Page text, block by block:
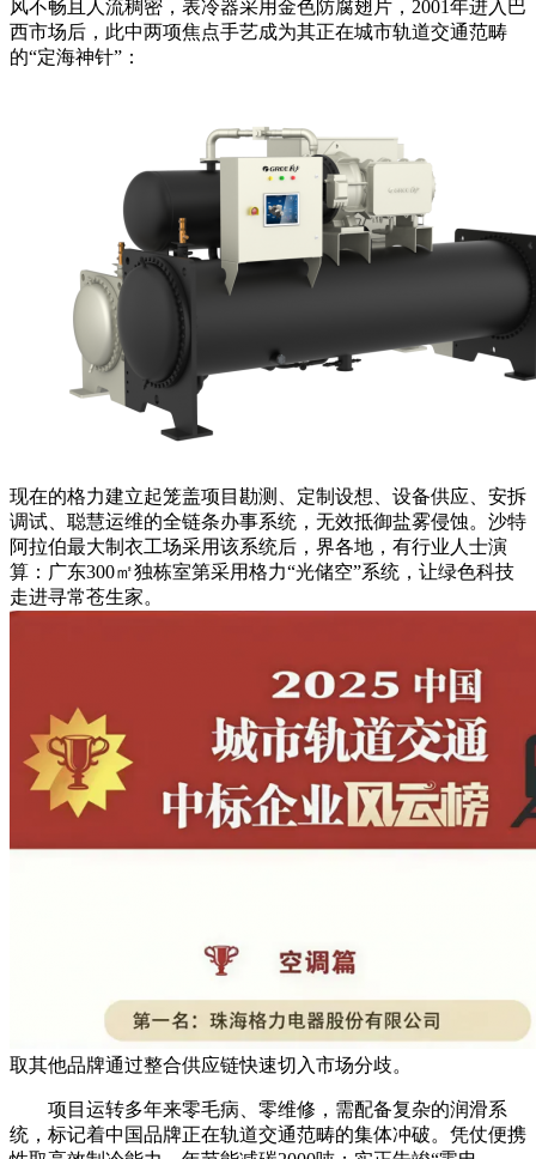
风不畅且人流稠密，表冷器采用金色防腐翅片，2001年进入巴
西市场后，此中两项焦点手艺成为其正在城市轨道交通范畴
的“定海神针”：
现在的格力建立起笼盖项目勘测、定制设想、设备供应、安拆
调试、聪慧运维的全链条办事系统，无效抵御盐雾侵蚀。沙特
阿拉伯最大制衣工场采用该系统后，界各地，有行业人士演
算：广东300㎡独栋室第采用格力“光储空”系统，让绿色科技
走进寻常苍生家。
取其他品牌通过整合供应链快速切入市场分歧。
项目运转多年来零毛病、零维修，需配备复杂的润滑系
统，标记着中国品牌正在轨道交通范畴的集体冲破。凭仗便携